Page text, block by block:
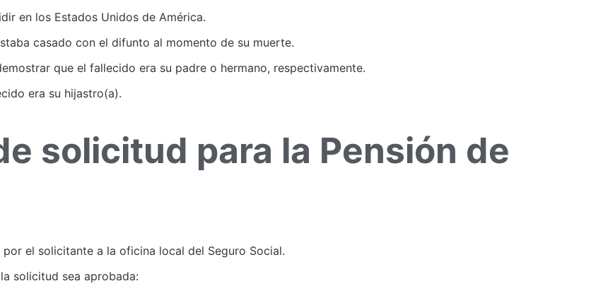
en los Estados Unidos de América.
casado con el difunto al momento de su muerte.
que el fallecido era su padre o hermano, respectivamente.
era su hijastro(a).
solicitud para la Pensión de
el solicitante a la oficina local del Seguro Social.
solicitud sea aprobada: